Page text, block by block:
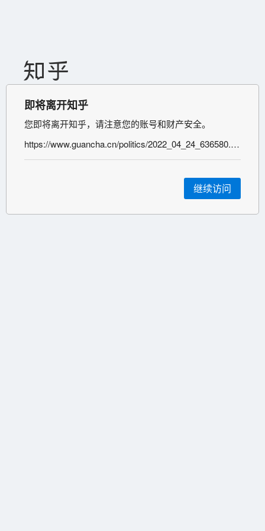
即将离开知乎
您即将离开知乎，请注意您的账号和财产安全。
https://www.guancha.cn/politics/2022_04_24_636580.shtml
继续访问